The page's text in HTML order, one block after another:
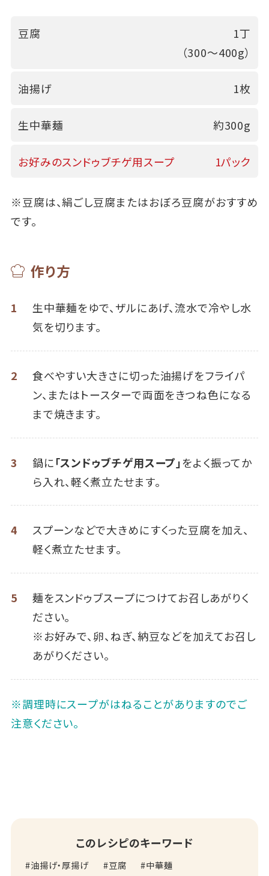
豆腐
1丁
（300～400g）
油揚げ 1枚
生中華麺 約300g
お好みのスンドゥブチゲ用スープ 1パック
※豆腐は、絹ごし豆腐またはおぼろ豆腐がおすすめ
です。
作り方
1
生中華麺をゆで、ザルにあげ、流水で冷やし水
気を切ります。
2
食べやすい大きさに切った油揚げをフライパ
ン、またはトースターで両面をきつね色になる
まで焼きます。
3 鍋に「スンドゥブチゲ用スープ」をよく振ってか
ら入れ、軽く煮立たせます。
4
スプーンなどで大きめにすくった豆腐を加え、
軽く煮立たせます。
5
麺をスンドゥブスープにつけてお召しあがりく
ださい。
※お好みで、卵、ねぎ、納豆などを加えてお召し
あがりください。
※調理時にスープがはねることがありますのでご
注意ください。
このレシピのキーワード
油揚げ・厚揚げ 豆腐 中華麺